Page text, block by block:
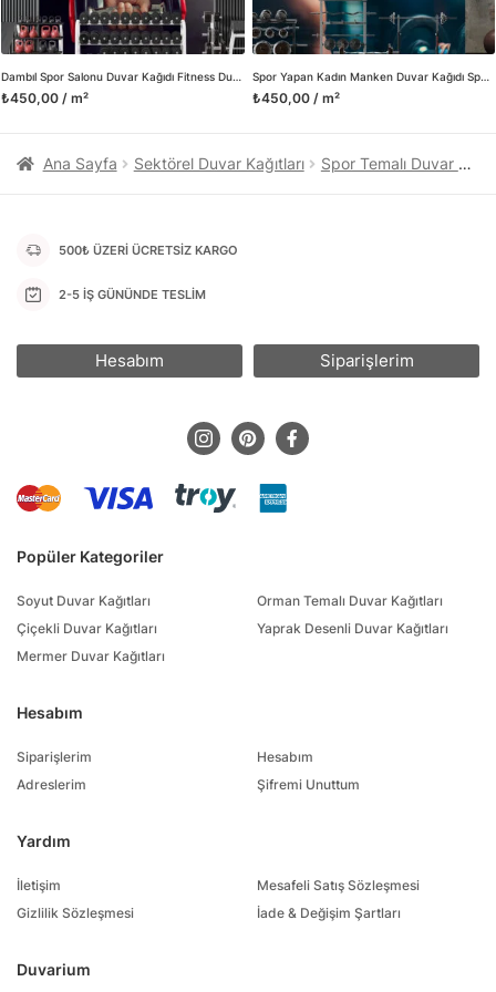
Dambıl Spor Salonu Duvar Kağıdı Fitness Duvar Posteri
₺450,00 / m²
Spor Yapan Kadın Manken Duvar Kağıdı Spor Salonu Duvar Posteri
₺450,00 / m²
da öncü rol üstleniyoruz.
Herhangi bir soru ya da sorununuz olursa bizimle iletişime
geçebilirsiniz.
Ana Sayfa Sektörel Duvar Kağıtları Spor Temalı Duvar Kağıtları
Duvarium
Popüler Kategoriler
Soyut Duvar Kağıtları
Çiçekli Duvar Kağıtları
Mermer Duvar Kağıtları
Orman Temalı Duvar Kağıtları
Yaprak Desenli Duvar Kağıtları
Hesabım
Siparişlerim
Adreslerim
Hesabım
Şifremi Unuttum
Yardım
İletişim
Gizlilik Sözleşmesi
Mesafeli Satış Sözleşmesi
İade & Değişim Şartları
500₺ ÜZERİ ÜCRETSİZ KARGO
2-5 İŞ GÜNÜNDE TESLİM
Hesabım Siparişlerim